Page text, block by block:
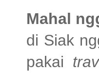
Mahal
di Siak
pakai